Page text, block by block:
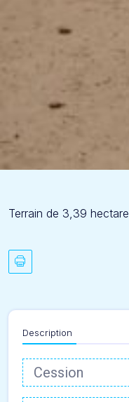
Terrain de 3,39
Description
Cession